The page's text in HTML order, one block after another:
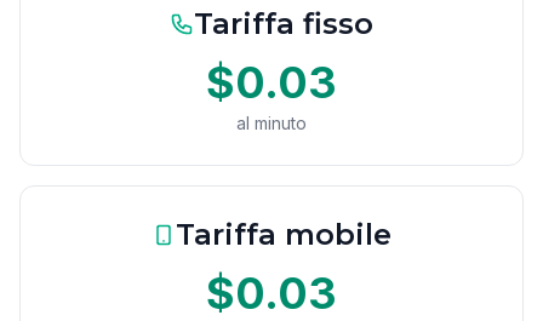
Tariffa fisso
$0.03
al minuto
Tariffa mobile
$0.03